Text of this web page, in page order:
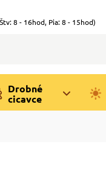
8 - 16hod, Pia: 8 - 15hod)
Drobné
cicavce